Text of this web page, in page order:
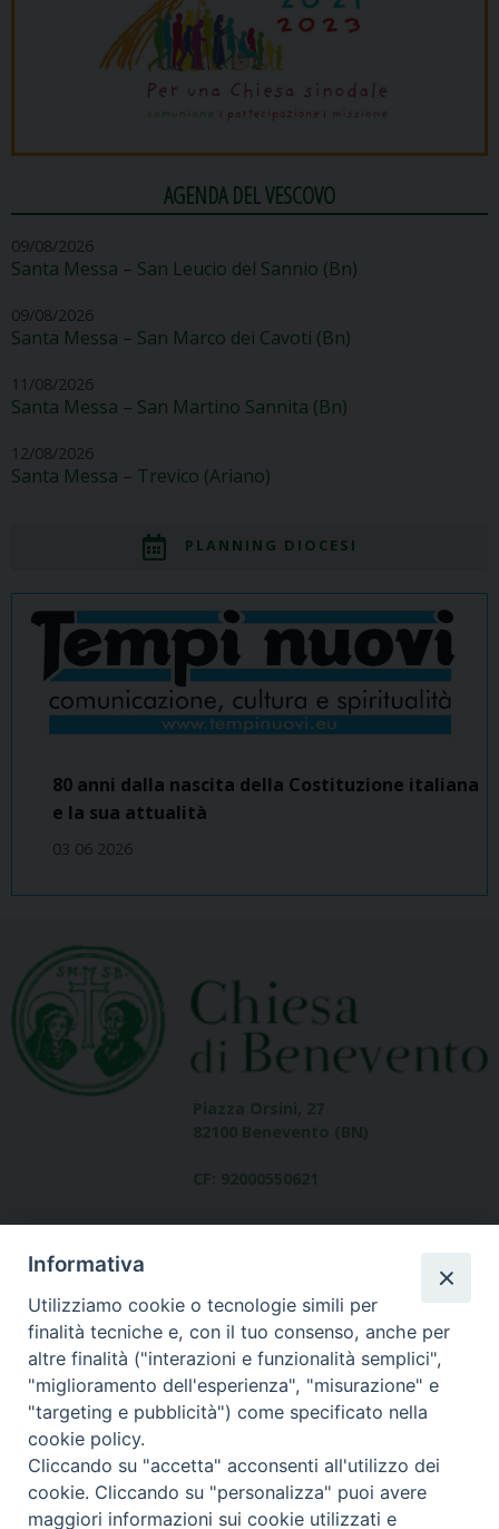
AGENDA DEL VESCOVO
09/08/2026
Santa Messa – San Leucio del Sannio (Bn)
09/08/2026
Santa Messa – San Marco dei Cavoti (Bn)
11/08/2026
Santa Messa – San Martino Sannita (Bn)
12/08/2026
Santa Messa – Trevico (Ariano)
PLANNING DIOCESI
80 anni dalla nascita della Costituzione italiana
e la sua attualità
03 06 2026
Dove siamo
contatti
Area riservata
Informativa
Utilizziamo cookie o tecnologie simili per
finalità tecniche e, con il tuo consenso, anche per
altre finalità ("interazioni e funzionalità semplici",
"miglioramento dell'esperienza", "misurazione" e
"targeting e pubblicità") come specificato nella
cookie policy.
Cliccando su "accetta" acconsenti all'utilizzo dei
cookie. Cliccando su "personalizza" puoi avere
maggiori informazioni sui cookie utilizzati e